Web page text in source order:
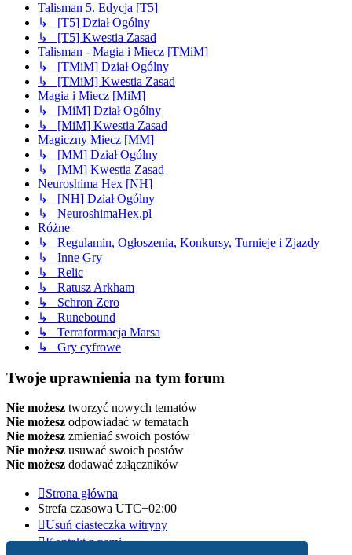
Talisman 5. Edycja [T5]
↳ [T5] Dział Ogólny
↳ [T5] Kwestia Zasad
Talisman - Magia i Miecz [TMiM]
↳ [TMiM] Dział Ogólny
↳ [TMiM] Kwestia Zasad
Magia i Miecz [MiM]
↳ [MiM] Dział Ogólny
↳ [MiM] Kwestia Zasad
Magiczny Miecz [MM]
↳ [MM] Dział Ogólny
↳ [MM] Kwestia Zasad
Neuroshima Hex [NH]
↳ [NH] Dział Ogólny
↳ NeuroshimaHex.pl
Różne
↳ Regulamin, Ogłoszenia, Konkursy, Turnieje i Zjazdy
↳ Inne Gry
↳ Relic
↳ Ratusz Arkham
↳ Schron Zero
↳ Runebound
↳ Terraformacja Marsa
↳ Gry cyfrowe
Twoje uprawnienia na tym forum
Nie możesz tworzyć nowych tematów
Nie możesz odpowiadać w tematach
Nie możesz zmieniać swoich postów
Nie możesz usuwać swoich postów
Nie możesz dodawać załączników
Strona główna
Strefa czasowa UTC+02:00
Usuń ciasteczka witryny
Kontakt z nami